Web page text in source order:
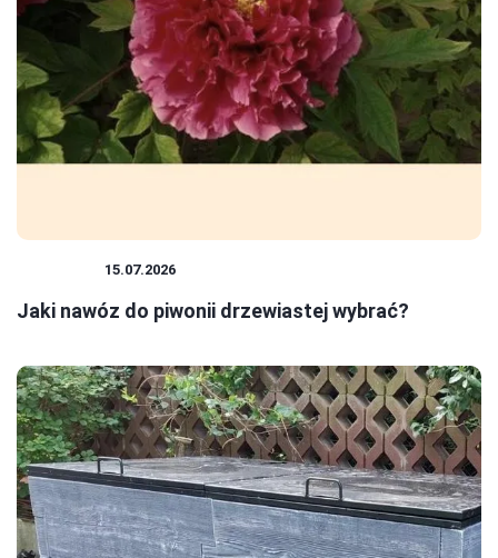
15.07.2026
Jaki nawóz do piwonii drzewiastej wybrać?